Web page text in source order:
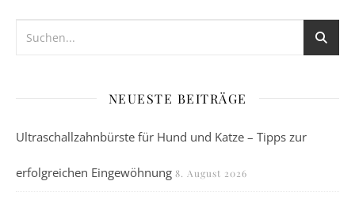
NEUESTE BEITRÄGE
Ultraschallzahnbürste für Hund und Katze – Tipps zur
erfolgreichen Eingewöhnung 8. August 2026